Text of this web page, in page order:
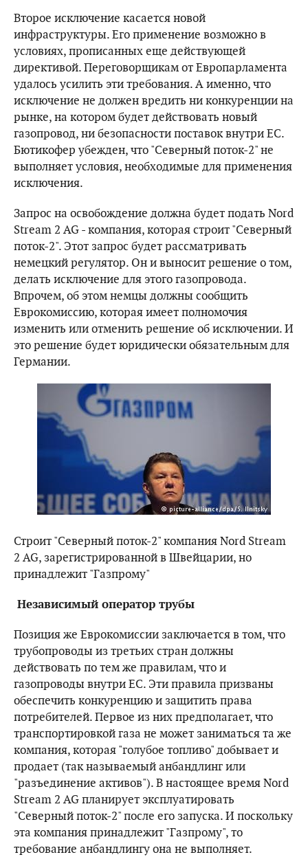
Второе исключение касается новой
инфраструктуры. Его применение возможно в
условиях, прописанных еще действующей
директивой. Переговорщикам от Европарламента
удалось усилить эти требования. А именно, что
исключение не должен вредить ни конкуренции на
рынке, на котором будет действовать новый
газопровод, ни безопасности поставок внутри ЕС.
Бютикофер убежден, что "Северный поток-2" не
выполняет условия, необходимые для применения
исключения.
Запрос на освобождение должна будет подать Nord
Stream 2 AG - компания, которая строит "Северный
поток-2". Этот запрос будет рассматривать
немецкий регулятор. Он и выносит решение о том,
делать исключение для этого газопровода.
Впрочем, об этом немцы должны сообщить
Еврокомиссию, которая имеет полномочия
изменить или отменить решение об исключении. И
это решение будет юридически обязательным для
Германии.
Строит "Северный поток-2" компания Nord Stream
2 AG, зарегистрированной в Швейцарии, но
принадлежит "Газпрому"
Независимый оператор трубы
Позиция же Еврокомиссии заключается в том, что
трубопроводы из третьих стран должны
действовать по тем же правилам, что и
газопроводы внутри ЕС. Эти правила призваны
обеспечить конкуренцию и защитить права
потребителей. Первое из них предполагает, что
транспортировкой газа не может заниматься та же
компания, которая "голубое топливо" добывает и
продает (так называемый анбандлинг или
"разъединение активов"). В настоящее время Nord
Stream 2 AG планирует эксплуатировать
"Северный поток-2" после его запуска. И поскольку
эта компания принадлежит "Газпрому", то
требование анбандлингу она не выполняет.